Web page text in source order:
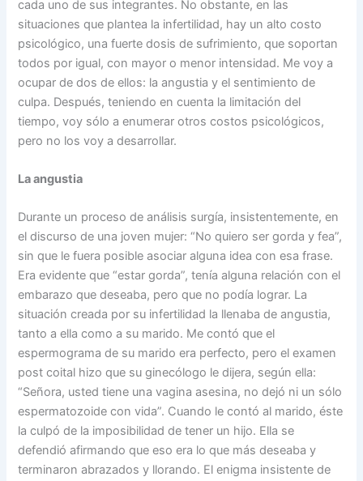
cada uno de sus integrantes. No obstante, en las
situaciones que plantea la infertilidad, hay un alto costo
psicológico, una fuerte dosis de sufrimiento, que soportan
todos por igual, con mayor o menor intensidad. Me voy a
ocupar de dos de ellos: la angustia y el sentimiento de
culpa. Después, teniendo en cuenta la limitación del
tiempo, voy sólo a enumerar otros costos psicológicos,
pero no los voy a desarrollar.
La angustia
Durante un proceso de análisis surgía, insistentemente, en
el discurso de una joven mujer: “No quiero ser gorda y fea”,
sin que le fuera posible asociar alguna idea con esa frase.
Era evidente que “estar gorda”, tenía alguna relación con el
embarazo que deseaba, pero que no podía lograr. La
situación creada por su infertilidad la llenaba de angustia,
tanto a ella como a su marido. Me contó que el
espermograma de su marido era perfecto, pero el examen
post coital hizo que su ginecólogo le dijera, según ella:
“Señora, usted tiene una vagina asesina, no dejó ni un sólo
espermatozoide con vida”. Cuando le contó al marido, éste
la culpó de la imposibilidad de tener un hijo. Ella se
defendió afirmando que eso era lo que más deseaba y
terminaron abrazados y llorando. El enigma insistente de